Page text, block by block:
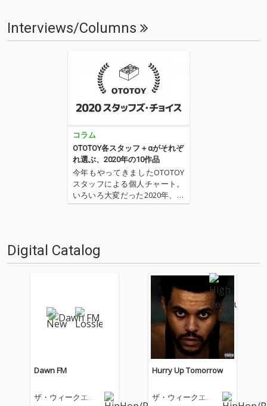
Interviews/Columns
コラム
OTOTOY各スタッフ＋αがそれぞ
れ選ぶ、2020年の10作品
今年もやってきましたOTOTOY
スタッフによる個人チャート。
いろいろ大変だった2020年、な
にを聴いてOTOTOYを作ってい
と関わっているライター陣の方
にも書いてもらいま…
Digital Catalog
Dawn FM
ザ・ウィークエン
Hurry Up Tomorrow
ザ・ウィークエン